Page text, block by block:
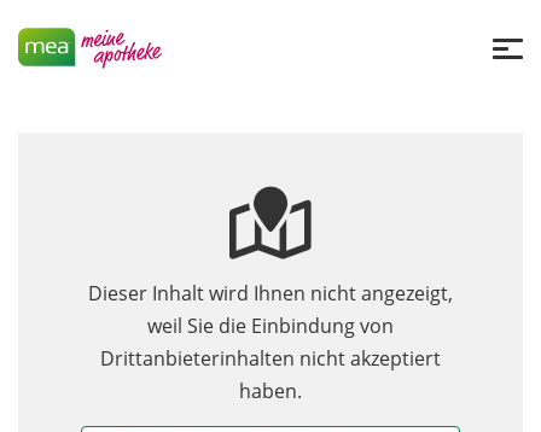
Dieser Inhalt wird Ihnen nicht angezeigt,
weil Sie die Einbindung von
Drittanbieterinhalten nicht akzeptiert
haben.